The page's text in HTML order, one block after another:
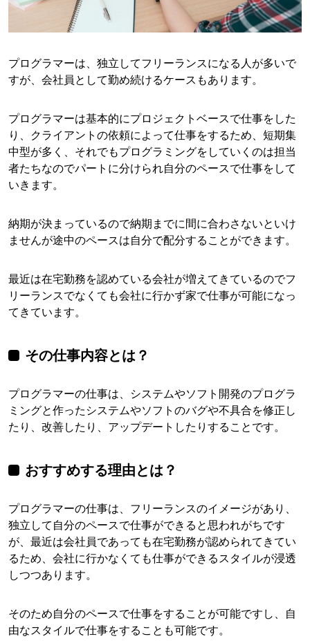
プログラマーは、独立してフリーランスになる人が多いで
すが、会社員として勤め続けるケースもあります。
プログラマーは基本的にプロジェクトベースで仕事をした
り、クライアントの依頼によって仕事をするため、短期集
中型が多く、それでもプログラミングをしていくのは担当
者たちなのでパートに分けられ自分のペースで仕事をして
いきます。
納期が決まっているので納期までに間に合わさないといけ
ませんが途中のペースは自分で配分することができます。
最近は在宅勤務を認めている会社が増えてきているのでフ
リーランスでなくても会社に行かず家で仕事が可能になっ
てきています。
その仕事内容とは？
プログラマーの仕事は、システムやソフト開発のプログラ
ミングと作ったシステムやソフトのバグや不具合を修正し
たり、改善したり、アップデートしたりすることです。
おすすめする理由とは？
プログラマーの仕事は、フリーランスのイメージがあり、
独立して自分のペースで仕事ができると思われがちです
が、最近は会社員であっても在宅勤務が認められてきてい
るため、会社に行かなくても仕事ができるスタイルが浸透
しつつあります。
そのため自分のペースで仕事をすることが可能ですし、自
由なスタイルで仕事をすることも可能です。